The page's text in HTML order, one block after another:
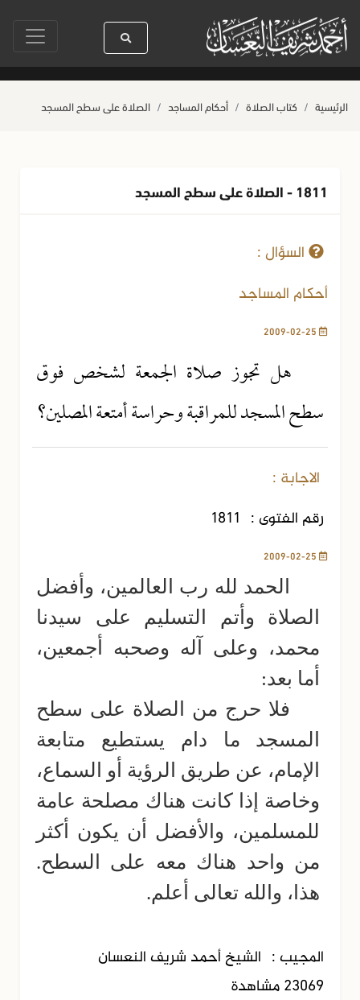
سيدنا رسول الله ﷺ كله رحمة صلاة آخر أربعاء من صفر حياة
الرئيسية كتاب الصلاة أحكام المساجد الصلاة على سطح المسجد
1811 - الصلاة على سطح المسجد
السؤال :
أحكام المساجد
هل تجوز صلاة الجمعة لشخص فوق
سطح المسجد للمراقبة وحراسة أمتعة المصلين؟
الاجابة :
رقم الفتوى : 1811
الحمد لله رب العالمين، وأفضل
الصلاة وأتم التسليم على سيدنا
محمد، وعلى آله وصحبه أجمعين،
أما بعد:
فلا حرج من الصلاة على سطح
المسجد ما دام يستطيع متابعة
الإمام، عن طريق الرؤية أو السماع،
وخاصة إذا كانت هناك مصلحة عامة
للمسلمين، والأفضل أن يكون أكثر
من واحد هناك معه على السطح.
هذا، والله تعالى أعلم.
المجيب : الشيخ أحمد شريف النعسان
23069 مشاهدة